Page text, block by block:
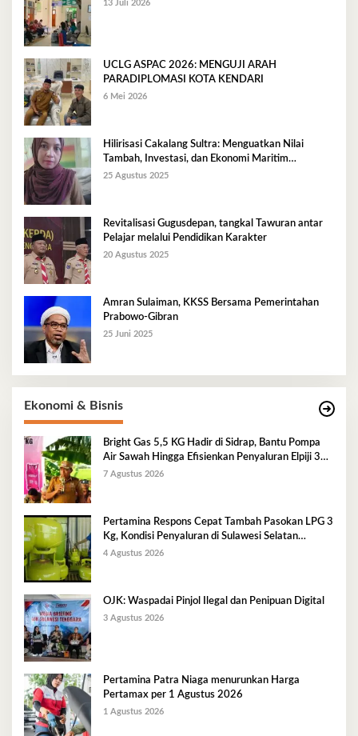
13 Juli 2026
UCLG ASPAC 2026: MENGUJI ARAH
PARADIPLOMASI KOTA KENDARI
6 Mei 2026
Hilirisasi Cakalang Sultra: Menguatkan Nilai
Tambah, Investasi, dan Ekonomi Maritim
Berkelanjutan
25 Agustus 2025
Revitalisasi Gugusdepan, tangkal Tawuran antar
Pelajar melalui Pendidikan Karakter
20 Agustus 2025
Amran Sulaiman, KKSS Bersama Pemerintahan
Prabowo-Gibran
25 Juni 2025
Ekonomi & Bisnis
Bright Gas 5,5 KG Hadir di Sidrap, Bantu Pompa
Air Sawah Hingga Efisienkan Penyaluran Elpiji 3
Kg
7 Agustus 2026
Pertamina Respons Cepat Tambah Pasokan LPG 3
Kg, Kondisi Penyaluran di Sulawesi Selatan
Berlangsung Kondusif
4 Agustus 2026
OJK: Waspadai Pinjol Ilegal dan Penipuan Digital
3 Agustus 2026
Pertamina Patra Niaga menurunkan Harga
Pertamax per 1 Agustus 2026
1 Agustus 2026